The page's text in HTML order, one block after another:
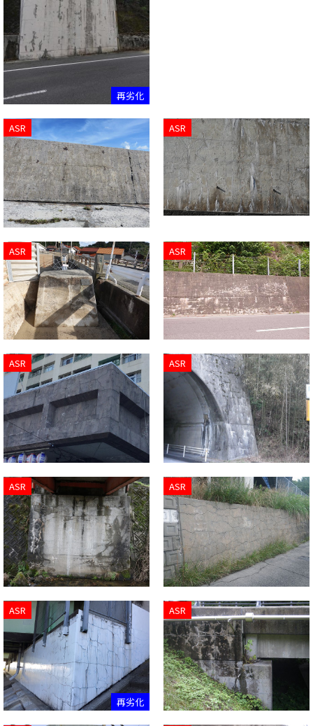
再劣化
ASR ASR
ASR ASR
ASR ASR
ASR ASR
ASR
再劣化
ASR